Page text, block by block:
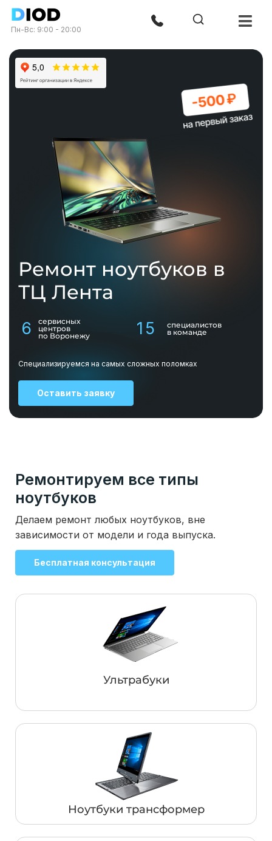
Пн-Вс: 9:00 - 20:00
Ремонт ноутбуков в
ТЦ Лента
6
сервисных
центров
по Воронежу
15
специалистов
в команде
Специализируемся на самых сложных поломках
Оставить заявку
Ремонтируем все типы
ноутбуков
Делаем ремонт любых ноутбуков, вне
зависимости от модели и года выпуска.
Бесплатная консультация
Ультрабуки
Ноутбуки трансформер